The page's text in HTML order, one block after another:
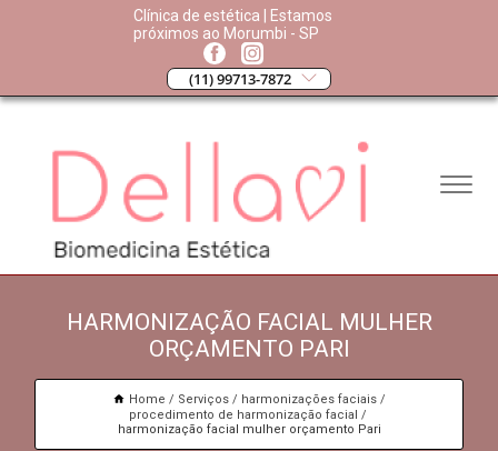
Clínica de estética | Estamos
próximos ao Morumbi - SP
(11) 99713-7872
HARMONIZAÇÃO FACIAL MULHER
ORÇAMENTO PARI
Home Serviços
harmonizações faciais
procedimento de harmonização facial
harmonização facial mulher orçamento Pari